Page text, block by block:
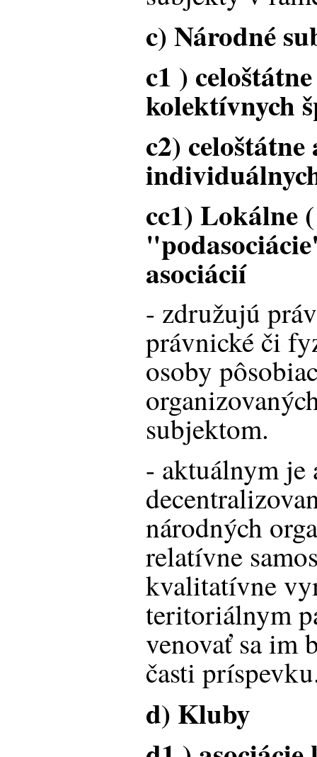
c) Národné
c1 )
kolektívnych
c2) celoštátne
cc1) Lokálne
asociácií
- združujú
právnické či
osoby
subjektom.
- aktuálnym je
národných
relatívne
kvalitatívne
teritoriálnym
venovať sa im
časti
d) Kluby